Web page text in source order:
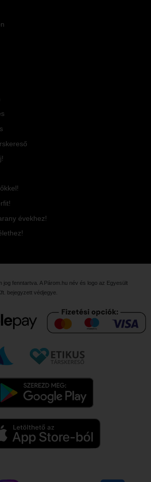
évekhez!
jog fenntartva. A Párom.hu név és logo az Egyesült
bejegyzett védjegye.